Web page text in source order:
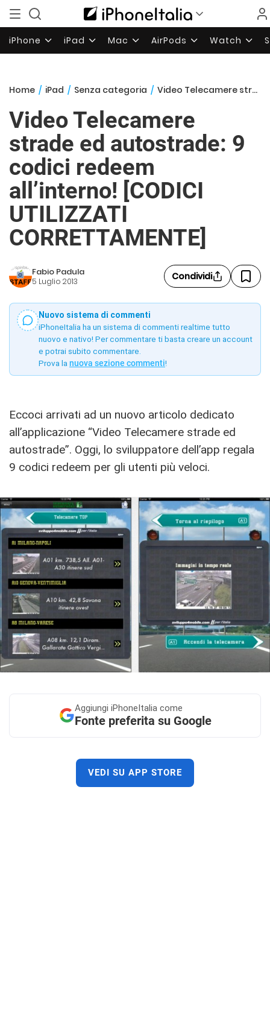
iPhone iPad Mac AirPods Watch
Home / iPad / Senza categoria / Video Telecamere strade ed autostrade: 9 codici redeem all’interno! [CODICI UTILIZZATI CORRETTAMENTE]
Video Telecamere
strade ed autostrade: 9
codici redeem
all’interno! [CODICI
UTILIZZATI
CORRETTAMENTE]
Fabio Padula
5 Luglio 2013 Condividi
Nuovo sistema di commenti
iPhoneItalia ha un sistema di commenti realtime tutto
nuovo e nativo! Per commentare ti basta creare un account
e potrai subito commentare.
Prova la nuova sezione commenti!
Eccoci arrivati ad un nuovo articolo dedicato
all’applicazione “Video Telecamere strade ed
autostrade”. Oggi, lo sviluppatore dell’app regala
9 codici redeem per gli utenti più veloci.
Aggiungi iPhoneItalia come
Fonte preferita su Google
VEDI SU APP STORE